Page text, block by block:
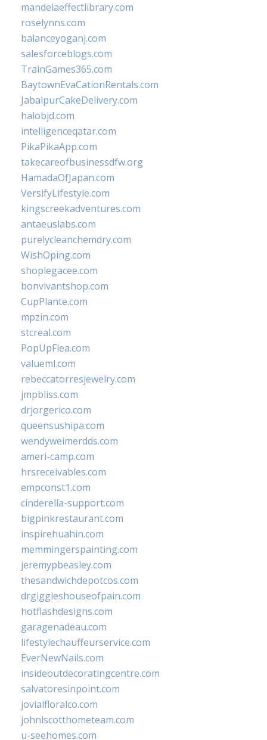
mandelaeffectlibrary.com
roselynns.com
balanceyoganj.com
salesforceblogs.com
TrainGames365.com
BaytownEvaCationRentals.com
JabalpurCakeDelivery.com
halobjd.com
intelligenceqatar.com
PikaPikaApp.com
takecareofbusinessdfw.org
HamadaOfJapan.com
VersifyLifestyle.com
kingscreekadventures.com
antaeuslabs.com
purelycleanchemdry.com
WishOping.com
shoplegacee.com
bonvivantshop.com
CupPlante.com
mpzin.com
stcreal.com
PopUpFlea.com
valueml.com
rebeccatorresjewelry.com
jmpbliss.com
drjorgerico.com
queensushipa.com
wendyweimerdds.com
ameri-camp.com
hrsreceivables.com
empconst1.com
cinderella-support.com
bigpinkrestaurant.com
inspirehuahin.com
memmingerspainting.com
jeremypbeasley.com
thesandwichdepotcos.com
drgiggleshouseofpain.com
hotflashdesigns.com
garagenadeau.com
lifestylechauffeurservice.com
EverNewNails.com
insideoutdecoratingcentre.com
salvatoresinpoint.com
jovialfloralco.com
johnlscotthometeam.com
u-seehomes.com